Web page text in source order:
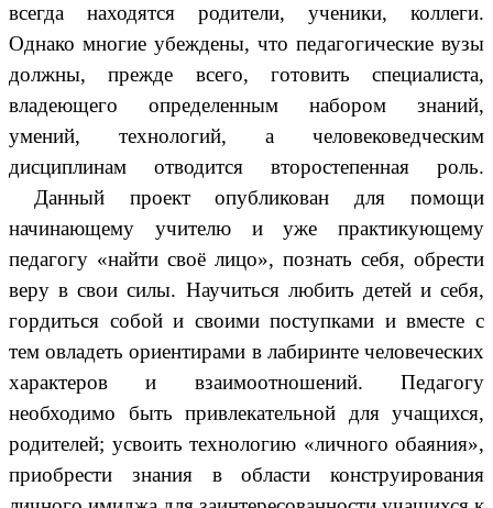
всегда находятся родители, ученики, коллеги.
Однако многие убеждены, что педагогические вузы
должны, прежде всего, готовить специалиста,
владеющего определенным набором знаний,
умений, технологий, а человековедческим
дисциплинам отводится второстепенная роль.
Данный проект опубликован для помощи
начинающему учителю и уже практикующему
педагогу «найти своё лицо», познать себя, обрести
веру в свои силы. Научиться любить детей и себя,
гордиться собой и своими поступками и вместе с
тем овладеть ориентирами в лабиринте человеческих
характеров и взаимоотношений. Педагогу
необходимо быть привлекательной для учащихся,
родителей; усвоить технологию «личного обаяния»,
приобрести знания в области конструирования